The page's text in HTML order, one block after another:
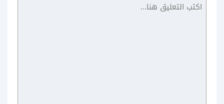
breastfeeding -